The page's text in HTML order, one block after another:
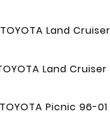
Land
Land
Picnic 96-01